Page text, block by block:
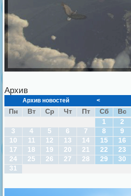
Архив
Архив новостей <
Пн Вт Ср Чт Пт Сб
Вс
1
2
3
4 5 6 7 8
9
10
11 12 13 14 15
16
17
18 19 20 21 22
23
24
25 26 27 28 29
30
31